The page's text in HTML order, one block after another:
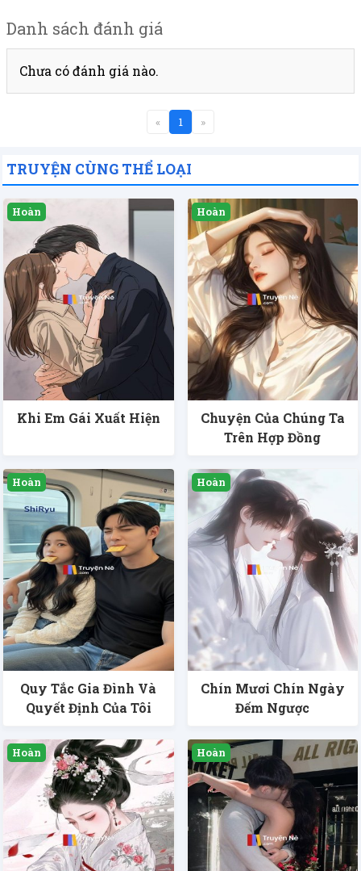
Danh sách đánh giá
Chưa có đánh giá nào.
« 1 »
TRUYỆN CÙNG THỂ LOẠI
Khi Em Gái Xuất Hiện
Chuyện Của Chúng Ta
Trên Hợp Đồng
Quy Tắc Gia Đình Và
Quyết Định Của Tôi
Chín Mươi Chín Ngày
Đếm Ngược